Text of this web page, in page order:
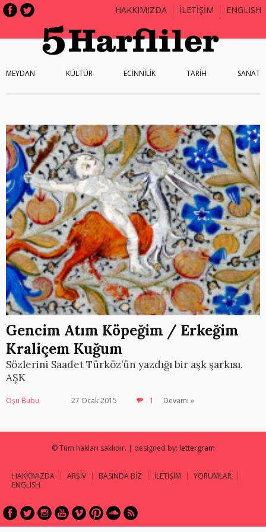
HAKKIMIZDA İLETİŞİM ENGLISH
MEYDAN KÜLTÜR ECİNNİLİK TARİH SANAT
Gencim Atım Köpeğim / Erkeğim
Kraliçem Kuğum
Sözlerini Saadet Türköz’ün yazdığı bir aşk şarkısı.
AŞK
Oşu Bubu 27 Ocak 2015 1 Devamı »
© Tüm hakları saklıdır. | designed by: lettergram
HAKKIMIZDA ARŞİV BASINDA BİZ İLETİŞİM
YORUMLAR
ENGLISH